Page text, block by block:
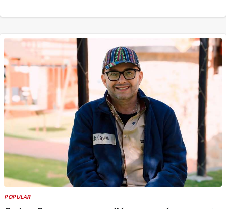
POPULAR